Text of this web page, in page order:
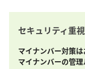
セキュリティ重
マイナンバー対策
マイナンバーの管